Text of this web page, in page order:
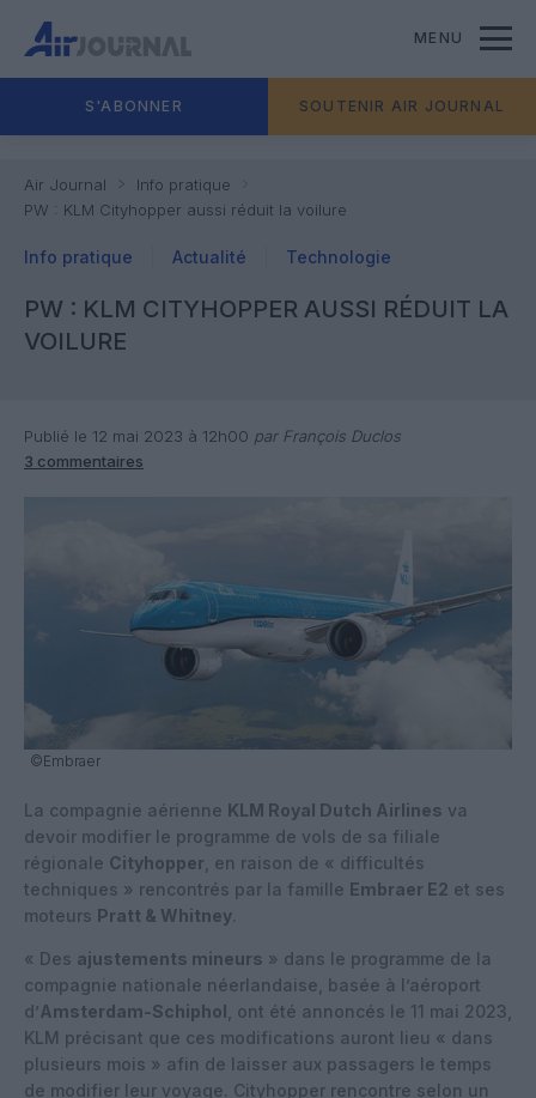
MENU
S'ABONNER SOUTENIR AIR JOURNAL
Air Journal
Info pratique
PW : KLM Cityhopper aussi réduit la voilure
Info pratique Actualité Technologie
PW : KLM CITYHOPPER AUSSI RÉDUIT LA
VOILURE
Publié le 12 mai 2023 à 12h00 par François Duclos
3 commentaires
©Embraer
La compagnie aérienne KLM Royal Dutch Airlines va
devoir modifier le programme de vols de sa filiale
régionale Cityhopper , en raison de « difficultés
techniques » rencontrés par la famille Embraer E2 et ses
moteurs Pratt & Whitney.
« Des ajustements mineurs » dans le programme de la
compagnie nationale néerlandaise, basée à l’aéroport
d’Amsterdam-Schiphol , ont été annoncés le 11 mai 2023,
KLM précisant que ces modifications auront lieu « dans
plusieurs mois » afin de laisser aux passagers le temps
de modifier leur voyage. Cityhopper rencontre selon un